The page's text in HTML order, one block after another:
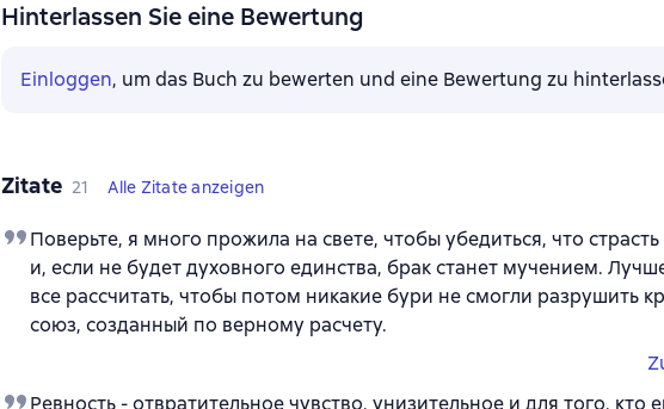
Hinterlassen Sie eine Bewertung
Einloggen, um das Buch zu bewerten und eine Bewertung zu
Zitate 21 Alle Zitate anzeigen
Поверьте, я много прожила на свете, чтобы убедиться, что
и, если не будет духовного единства, брак станет мучением.
все рассчитать, чтобы потом никакие бури не смогли разрушить
союз, созданный по верному расчету.
Ревность - отвратительное чувство, унизительное и для того, кто